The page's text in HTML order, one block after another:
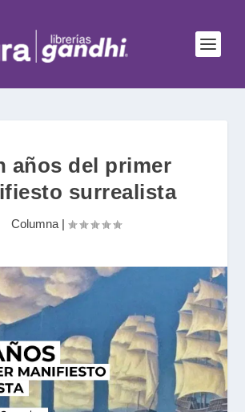
años del primer
surrealista
Columna|